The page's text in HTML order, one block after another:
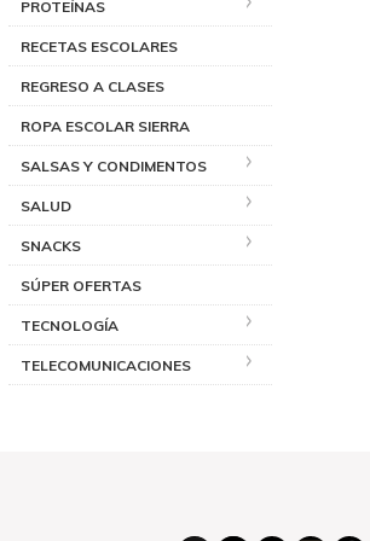
PROTEÍNAS
RECETAS ESCOLARES
REGRESO A CLASES
ROPA ESCOLAR SIERRA
SALSAS Y CONDIMENTOS
SALUD
SNACKS
SÚPER OFERTAS
TECNOLOGÍA
TELECOMUNICACIONES